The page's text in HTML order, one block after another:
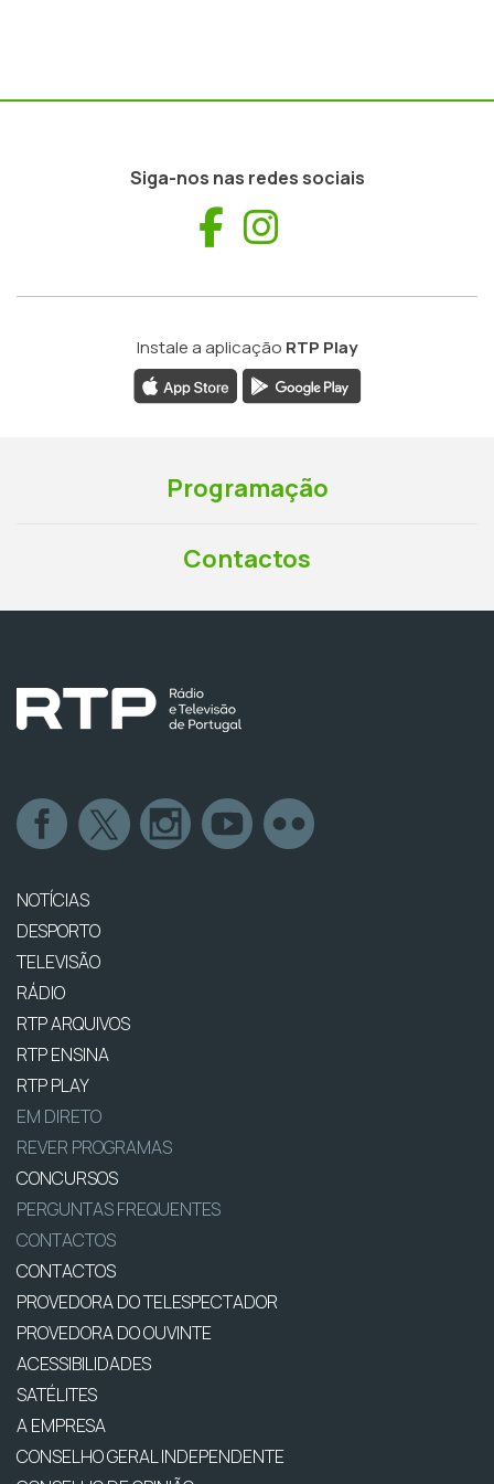
Siga-nos nas redes sociais
Facebook
Instale a aplicação RTP Play
Programação
Contactos
NOTÍCIAS
DESPORTO
TELEVISÃO
RÁDIO
RTP ARQUIVOS
RTP ENSINA
RTP PLAY
EM DIRETO
REVER PROGRAMAS
CONCURSOS
PERGUNTAS FREQUENTES
CONTACTOS
CONTACTOS
PROVEDORA DO TELESPECTADOR
PROVEDORA DO OUVINTE
ACESSIBILIDADES
SATÉLITES
A EMPRESA
CONSELHO GERAL INDEPENDENTE